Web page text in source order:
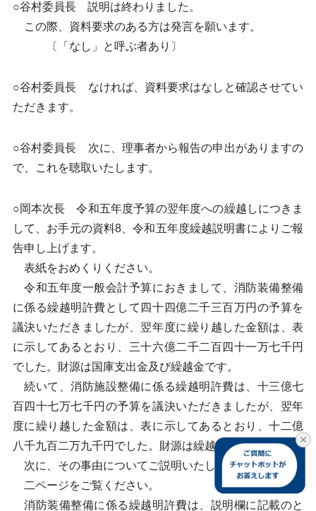
○谷村委員長 説明は終わりました。
この際、資料要求のある方は発言を願います。
〔「なし」と呼ぶ者あり〕
○谷村委員長 なければ、資料要求はなしと確認させてい
ただきます。
○谷村委員長 次に、理事者から報告の申出がありますの
で、これを聴取いたします。
○岡本次長 令和五年度予算の翌年度への繰越しにつきま
して、お手元の資料8、令和五年度繰越説明書によりご報
告申し上げます。
表紙をおめくりください。
令和五年度一般会計予算におきまして、消防装備整備
に係る繰越明許費として四十四億二千三百万円の予算を
議決いただきましたが、翌年度に繰り越した金額は、表
に示してあるとおり、三十六億二千二百四十一万七千円
でした。財源は国庫支出金及び繰越金です。
続いて、消防施設整備に係る繰越明許費は、十三億七
百四十七万七千円の予算を議決いただきましたが、翌年
度に繰り越した金額は、表に示してあるとおり、十二億
八千九百二万九千円でした。財源は繰越金です。
次に、その事由についてご説明いたします。
二ページをご覧ください。
消防装備整備に係る繰越明許費は、説明欄に記載のと